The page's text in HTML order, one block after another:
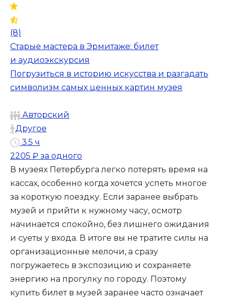
(8)
Старые мастера в Эрмитаже: билет
и аудиоэкскурсия
Погрузиться в историю искусства и разгадать
символизм самых ценных картин музея
Авторский
Другое
3.5 ч
2205 ₽ за одного
В музеях Петербурга легко потерять время на
кассах, особенно когда хочется успеть многое
за короткую поездку. Если заранее выбрать
музей и прийти к нужному часу, осмотр
начинается спокойно, без лишнего ожидания
и суеты у входа. В итоге вы не тратите силы на
организационные мелочи, а сразу
погружаетесь в экспозицию и сохраняете
энергию на прогулку по городу. Поэтому
купить билет в музей заранее часто означает